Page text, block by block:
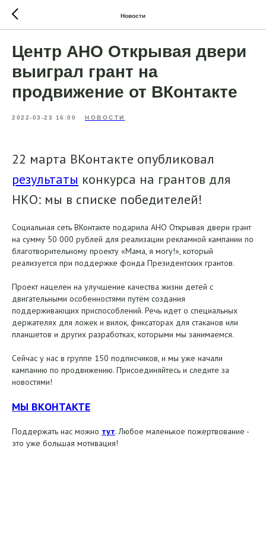
Новости
Центр АНО Открывая двери
выиграл грант на
продвижение от ВКонтакте
2022-03-23 16:00 НОВОСТИ
22 марта ВКонтакте опубликовал
результаты конкурса на грантов для
НКО: мы в списке победителей!
Социальная сеть ВКонтакте подарила АНО Открывая двери грант
на сумму 50 000 рублей для реализации рекламной кампании по
благотворительному проекту «Мама, я могу!», который
реализуется при поддержке фонда Президентских грантов.
Проект нацелен на улучшение качества жизни детей с
двигательными особенностями путём создания
поддерживающих приспособлений. Речь идет о специальных
держателях для ложек и вилок, фиксаторах для стаканов или
планшетов и других разработках, которыми мы занимаемся.
Сейчас у нас в группе 150 подписчиков, и мы уже начали
кампанию по продвижению. Присоединяйтесь и следите за
новостями!
МЫ ВКОНТАКТЕ
Поддержать нас можно тут. Любое маленькое пожертвование -
это уже большая мотивация!